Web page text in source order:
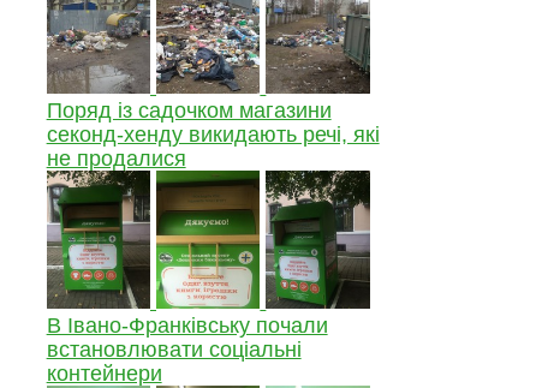
Поряд із садочком магазини
секонд-хенду викидають речі, які
не продалися
В Івано-Франківську почали
встановлювати соціальні
контейнери